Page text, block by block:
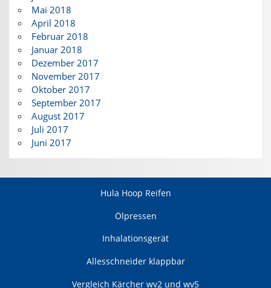
Mai 2018
April 2018
Februar 2018
Januar 2018
Dezember 2017
November 2017
Oktober 2017
September 2017
August 2017
Juli 2017
Juni 2017
Hula Hoop Reifen
Ölpressen
Inhalationsgerät
Allesschneider klappbar
Vergleich Kärcher wv2 und wv5